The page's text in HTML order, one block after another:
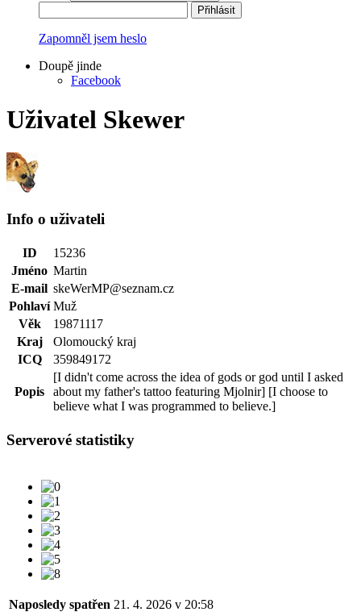
Zapomněl jsem heslo
Doupě jinde
Facebook
Uživatel Skewer
Info o uživateli
ID
15236
Jméno Martin
E-mail skeWerMP@seznam.cz
Pohlaví Muž
Věk
19871117
Kraj
Olomoucký kraj
ICQ
359849172
Popis
[I didn't come across the idea of gods or god until I asked
about my father's tattoo featuring Mjolnir] [I choose to
believe what I was programmed to believe.]
Serverové statistiky
Naposledy spatřen 21. 4. 2026 v 20:58